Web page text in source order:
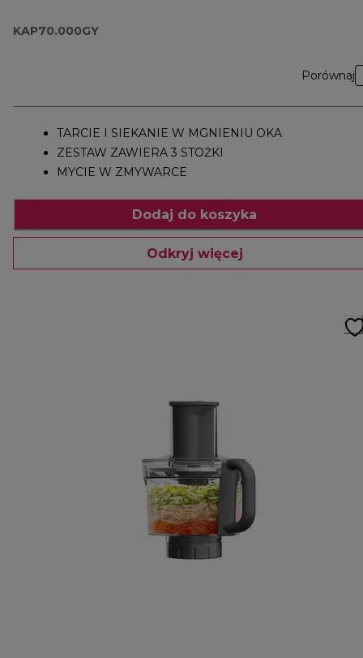
KAP70.000GY
Porównaj
TARCIE I SIEKANIE W MGNIENIU OKA
ZESTAW ZAWIERA 3 STOŻKI
MYCIE W ZMYWARCE
Dodaj do koszyka
Odkryj więcej